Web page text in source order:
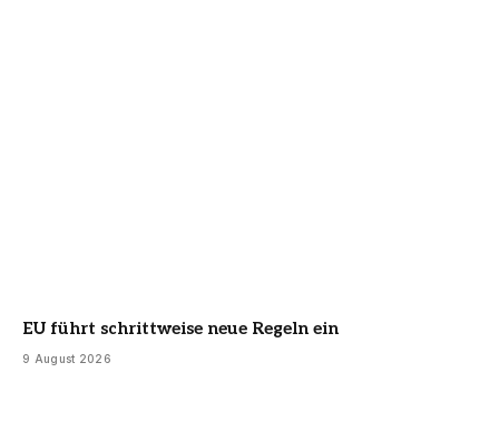
EU führt schrittweise neue Regeln ein
9 August 2026